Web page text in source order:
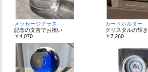
メッセージグラス
記念の文言でお祝い
￥4,070
カードホルダー
クリスタルの輝き
￥7,260